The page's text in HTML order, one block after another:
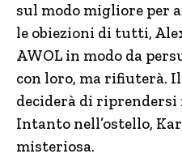
sul modo migliore per
le obiezioni di tutti,
AWOL in modo da
con loro, ma rifiuterà.
deciderà di riprendersi
Intanto nell’ostello,
misteriosa.